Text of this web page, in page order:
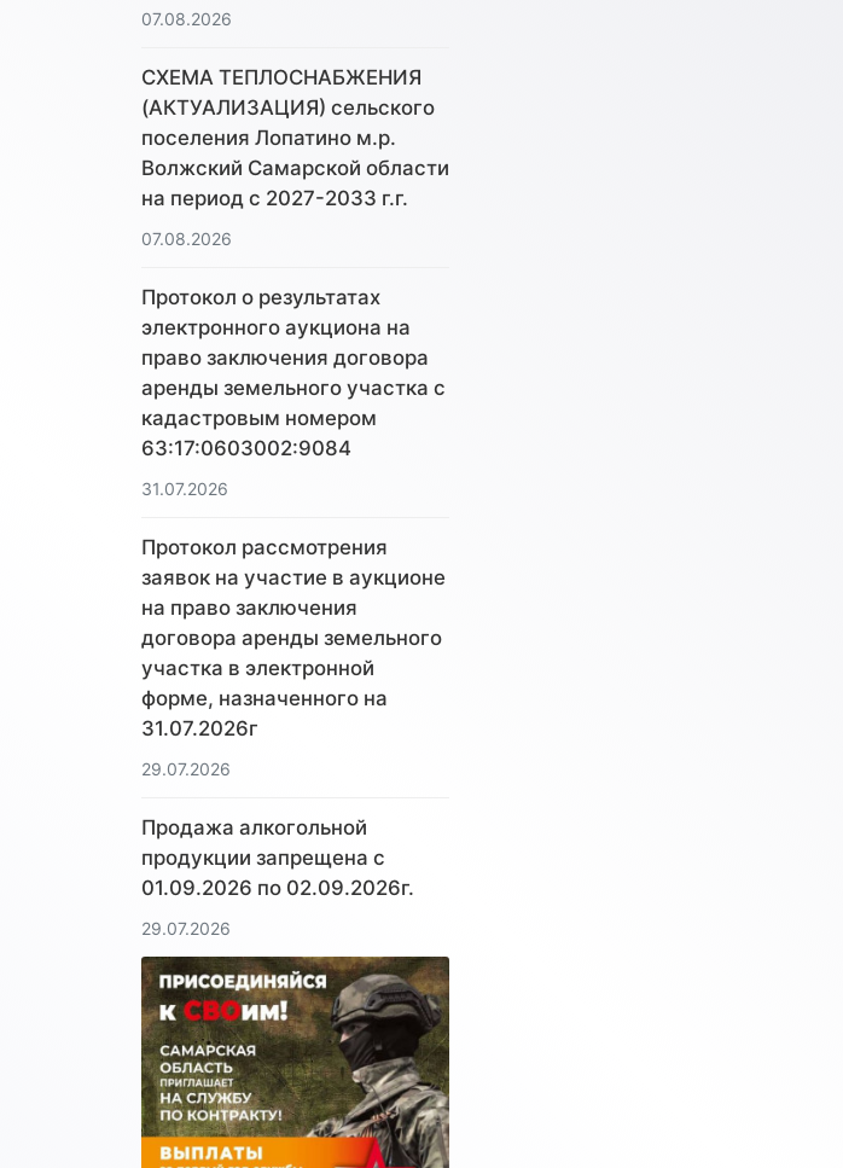
07.08.2026
СХЕМА ТЕПЛОСНАБЖЕНИЯ
(АКТУАЛИЗАЦИЯ) сельского
поселения Лопатино м.р.
Волжский Самарской области
на период с 2027-2033 г.г.
07.08.2026
Протокол о результатах
электронного аукциона на
право заключения договора
аренды земельного участка с
кадастровым номером
63:17:0603002:9084
31.07.2026
Протокол рассмотрения
заявок на участие в аукционе
на право заключения
договора аренды земельного
участка в электронной
форме, назначенного на
31.07.2026г
29.07.2026
Продажа алкогольной
продукции запрещена с
01.09.2026 по 02.09.2026г.
29.07.2026